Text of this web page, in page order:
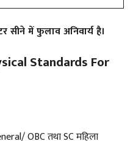
सीने में फुलाव अनिवार्य है।
Standards For
OBC तथा SC महिला